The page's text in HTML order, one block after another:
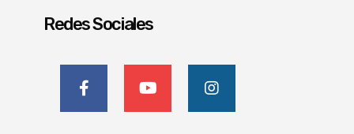
Redes Sociales